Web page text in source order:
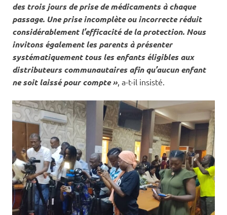
des trois jours de prise de médicaments à chaque
passage. Une prise incomplète ou incorrecte réduit
considérablement l’efficacité de la protection. Nous
invitons également les parents à présenter
systématiquement tous les enfants éligibles aux
distributeurs communautaires afin qu’aucun enfant
ne soit laissé pour compte » , a-t-il insisté.